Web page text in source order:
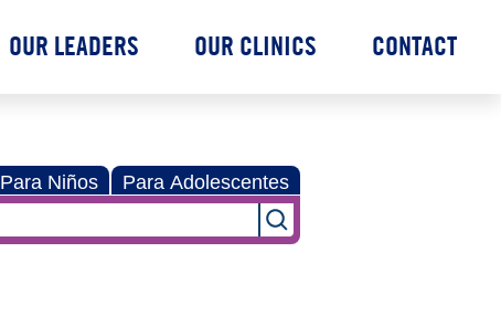
OUR LEADERS OUR CLINICS CONTACT
Para Niños Para Adolescentes